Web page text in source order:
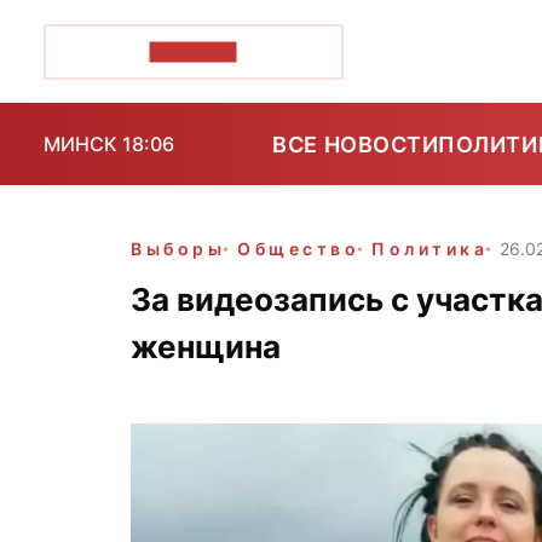
МИНСК 18:06 ВСЕ НОВОСТИ
Выборы Общество Политика
За видеозапись с
женщина